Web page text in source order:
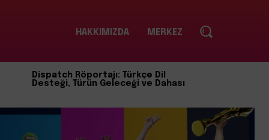
HAKKIMIZDA MERKEZ
Dispatch Röportajı: Türkçe Dil
Desteği, Türün Geleceği ve Dahası